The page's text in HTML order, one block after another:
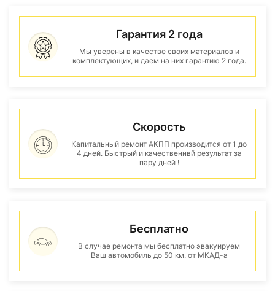
Гарантия 2 года
Мы уверены в качестве своих материалов и
комплектующих, и даем на них гарантию 2 года.
Скорость
Капитальный ремонт АКПП производится от 1 до
4 дней. Быстрый и качественнвй результат за
пару дней !
Бесплатно
В случае ремонта мы бесплатно эвакуируем
Ваш автомобиль до 50 км. от МКАД-а